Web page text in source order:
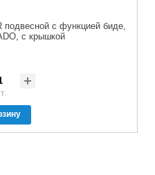
подвесной с функцией биде,
с крышкой